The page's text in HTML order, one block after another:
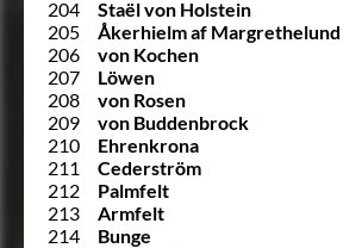
204
Staël von Holstein
205
Åkerhielm af Margrethelund
206
von Kochen
207
Löwen
208
von Rosen
209
von Buddenbrock
210
Ehrenkrona
211
Cederström
212
Palmfelt
213
Armfelt
214
Bunge